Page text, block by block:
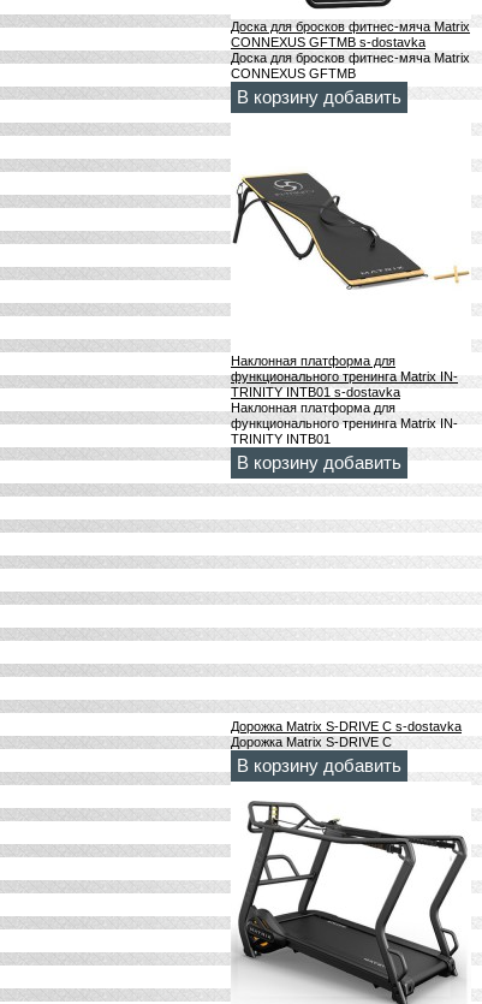
Доска для бросков фитнес-мяча Matrix
CONNEXUS GFTMB s-dostavka
Доска для бросков фитнес-мяча Matrix
CONNEXUS GFTMB
В корзину добавить
Наклонная платформа для
функционального тренинга Matrix IN-
TRINITY INTB01 s-dostavka
Наклонная платформа для
функционального тренинга Matrix IN-
TRINITY INTB01
В корзину добавить
Дорожка Matrix S-DRIVE С s-dostavka
Дорожка Matrix S-DRIVE С
В корзину добавить